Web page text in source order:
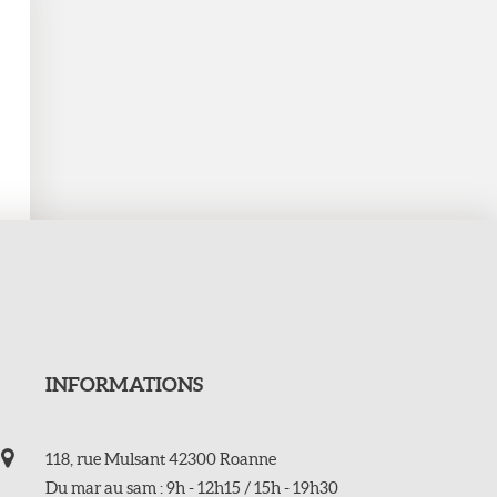
INFORMATIONS
118, rue Mulsant 42300 Roanne
Du mar au sam : 9h - 12h15 / 15h - 19h30